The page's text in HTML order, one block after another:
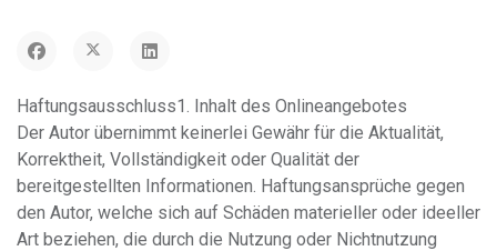
Haftungsausschluss1. Inhalt des Onlineangebotes
Der Autor übernimmt keinerlei Gewähr für die Aktualität,
Korrektheit, Vollständigkeit oder Qualität der
bereitgestellten Informationen. Haftungsansprüche gegen
den Autor, welche sich auf Schäden materieller oder ideeller
Art beziehen, die durch die Nutzung oder Nichtnutzung